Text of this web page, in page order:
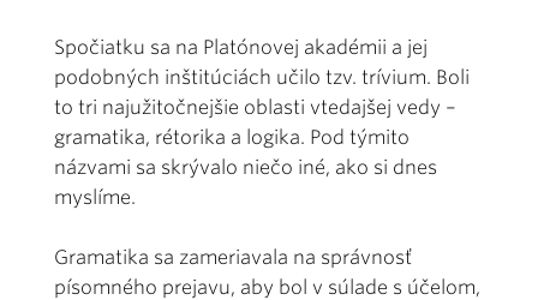
Spočiatku sa na Platónovej akadémii a jej
podobných inštitúciách učilo tzv. trívium. Boli
to tri najužitočnejšie oblasti vtedajšej vedy –
gramatika, rétorika a logika. Pod týmito
názvami sa skrývalo niečo iné, ako si dnes
myslíme.
Gramatika sa zameriavala na správnosť
písomného prejavu, aby bol v súlade s účelom,